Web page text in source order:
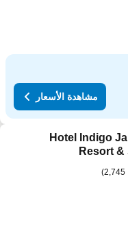
مشاهدة الأسعار
Add to
Hotel Indigo
Resort